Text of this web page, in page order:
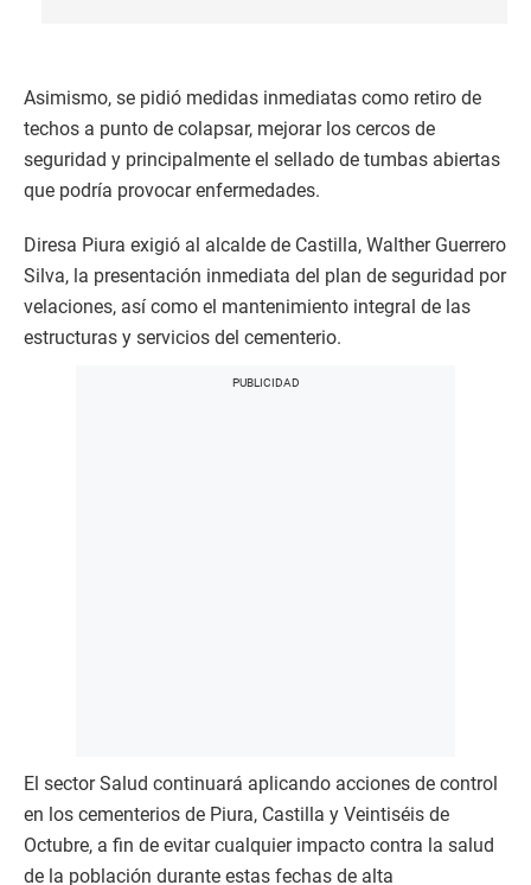
Asimismo, se pidió medidas inmediatas como retiro de
techos a punto de colapsar, mejorar los cercos de
seguridad y principalmente el sellado de tumbas abiertas
que podría provocar enfermedades.
Diresa Piura exigió al alcalde de Castilla, Walther Guerrero
Silva, la presentación inmediata del plan de seguridad por
velaciones, así como el mantenimiento integral de las
estructuras y servicios del cementerio.
El sector Salud continuará aplicando acciones de control
en los cementerios de Piura, Castilla y Veintiséis de
Octubre, a fin de evitar cualquier impacto contra la salud
de la población durante estas fechas de alta